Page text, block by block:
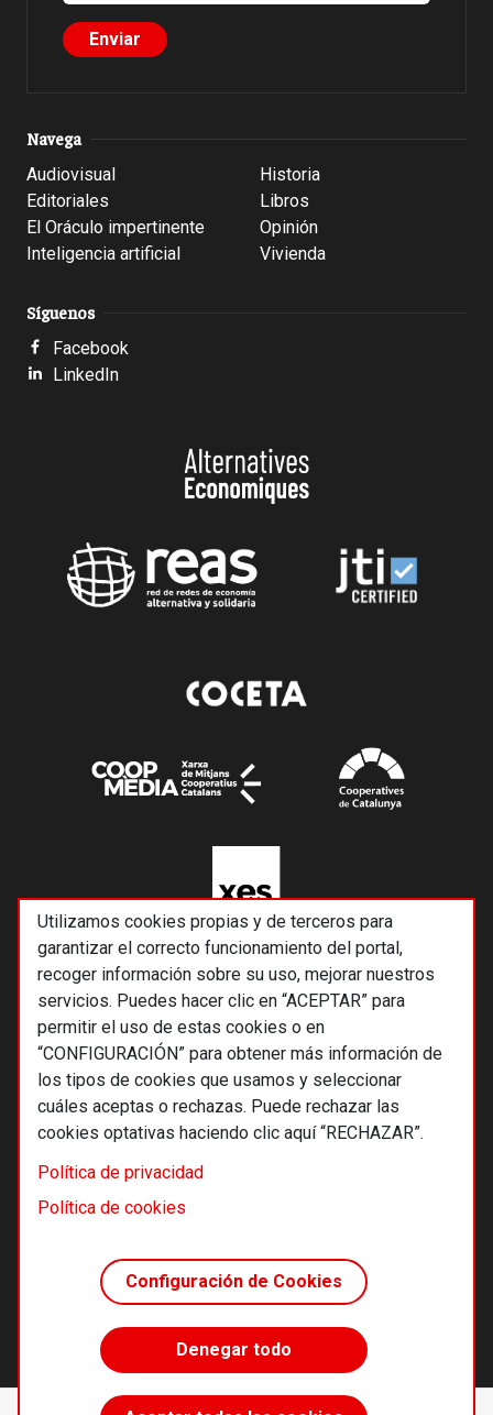
Utilizamos cookies propias y de terceros para
garantizar el correcto funcionamiento del portal,
recoger información sobre su uso, mejorar nuestros
servicios. Puedes hacer clic en “ACEPTAR” para
permitir el uso de estas cookies o en
“CONFIGURACIÓN” para obtener más información de
los tipos de cookies que usamos y seleccionar
cuáles aceptas o rechazas. Puede rechazar las
cookies optativas haciendo clic aquí “RECHAZAR”.
Política de privacidad
Política de cookies
Configuración de Cookies
Denegar todo
Navega
Audiovisual
Editoriales
El Oráculo impertinente
Inteligencia artificial
Historia
Libros
Opinión
Vivienda
Síguenos
Facebook
LinkedIn
© 2026 Alternativas económicas SCCL
Footer
Términos y condiciones de uso
Política de cookies
Principios editoriales